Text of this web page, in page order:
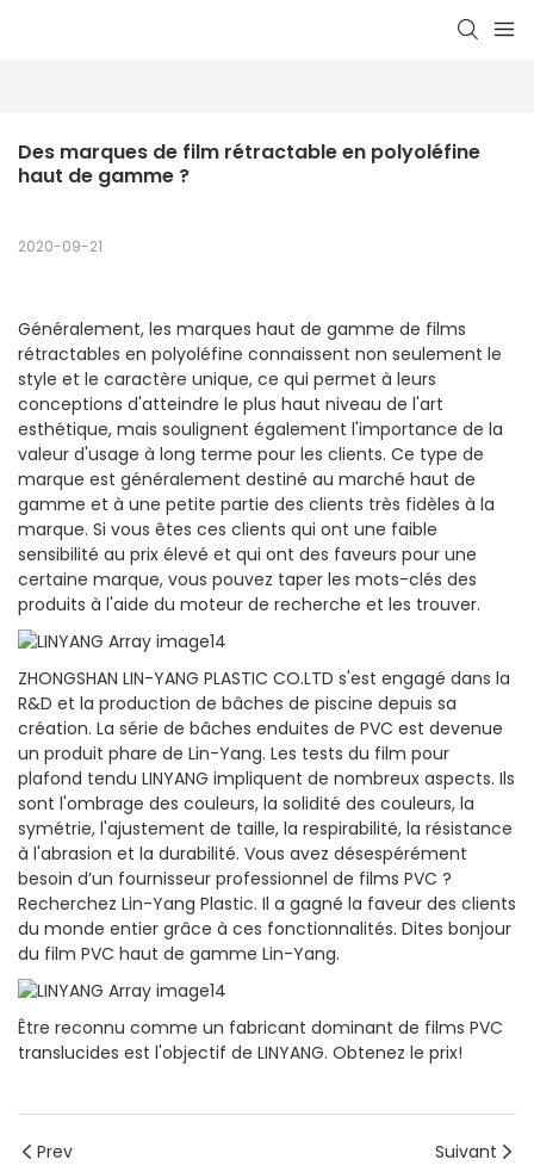
Des marques de film rétractable en polyoléfine
haut de gamme ?
2020-09-21
Généralement, les marques haut de gamme de films
rétractables en polyoléfine connaissent non seulement le
style et le caractère unique, ce qui permet à leurs
conceptions d'atteindre le plus haut niveau de l'art
esthétique, mais soulignent également l'importance de la
valeur d'usage à long terme pour les clients. Ce type de
marque est généralement destiné au marché haut de
gamme et à une petite partie des clients très fidèles à la
marque. Si vous êtes ces clients qui ont une faible
sensibilité au prix élevé et qui ont des faveurs pour une
certaine marque, vous pouvez taper les mots-clés des
produits à l'aide du moteur de recherche et les trouver.
ZHONGSHAN LIN-YANG PLASTIC CO.LTD s'est engagé dans la
R&D et la production de bâches de piscine depuis sa
création. La série de bâches enduites de PVC est devenue
un produit phare de Lin-Yang. Les tests du film pour
plafond tendu LINYANG impliquent de nombreux aspects. Ils
sont l'ombrage des couleurs, la solidité des couleurs, la
symétrie, l'ajustement de taille, la respirabilité, la résistance
à l'abrasion et la durabilité. Vous avez désespérément
besoin d’un fournisseur professionnel de films PVC ?
Recherchez Lin-Yang Plastic. Il a gagné la faveur des clients
du monde entier grâce à ces fonctionnalités. Dites bonjour
du film PVC haut de gamme Lin-Yang.
Être reconnu comme un fabricant dominant de films PVC
translucides est l'objectif de LINYANG. Obtenez le prix!
Prev Suivant